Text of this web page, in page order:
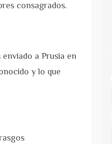
consagrados.
a Prusia en
y lo que